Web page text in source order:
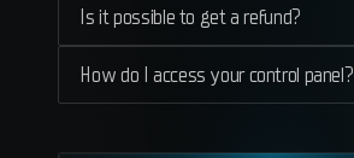
Is it possible to get a refund?
How do I access your control panel?